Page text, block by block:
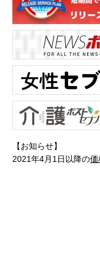
【お知らせ】
2021年4月1日以降の価